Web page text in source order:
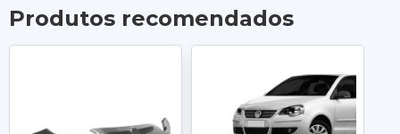
Produtos recomendados